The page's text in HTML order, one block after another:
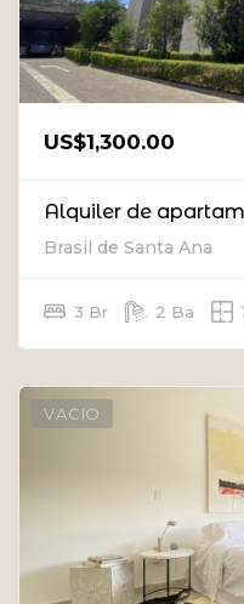
US$1,300.00
Brasil de Santa Ana
3 Br 2 Ba
VACIO